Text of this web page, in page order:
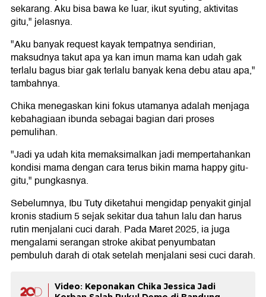
sekarang. Aku bisa bawa ke luar, ikut syuting, aktivitas
gitu," jelasnya.
"Aku banyak request kayak tempatnya sendirian,
maksudnya takut apa ya kan imun mama kan udah gak
terlalu bagus biar gak terlalu banyak kena debu atau apa,"
tambahnya.
Chika menegaskan kini fokus utamanya adalah menjaga
kebahagiaan ibunda sebagai bagian dari proses
pemulihan.
"Jadi ya udah kita memaksimalkan jadi mempertahankan
kondisi mama dengan cara terus bikin mama happy gitu-
gitu," pungkasnya.
Sebelumnya, Ibu Tuty diketahui mengidap penyakit ginjal
kronis stadium 5 sejak sekitar dua tahun lalu dan harus
rutin menjalani cuci darah. Pada Maret 2025, ia juga
mengalami serangan stroke akibat penyumbatan
pembuluh darah di otak setelah menjalani sesi cuci darah.
Video: Keponakan Chika Jessica Jadi